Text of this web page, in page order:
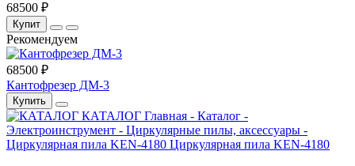
68500 ₽
Купит
Рекомендуем
68500 ₽
Кантофрезер ДМ-3
Купить